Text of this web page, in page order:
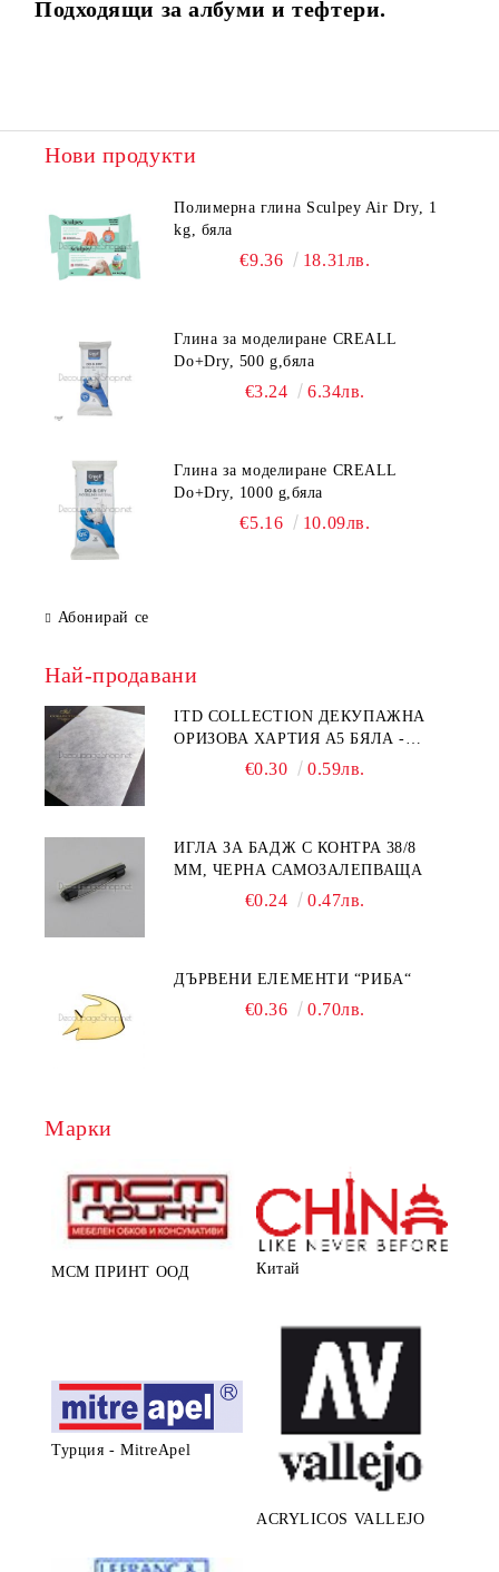
Подходящи за албуми и тефтери.
Нови продукти
Полимерна глина Sculpey Air Dry, 1
kg, бяла
€9.36 18.31лв.
Глина за моделиране CREALL
Do+Dry, 500 g,бяла
€3.24 6.34лв.
Глина за моделиране CREALL
Do+Dry, 1000 g,бяла
€5.16 10.09лв.
Абонирай се
Най-продавани
ITD COLLECTION ДЕКУПАЖНА
ОРИЗОВА ХАРТИЯ А5 БЯЛА -
€0.30 0.59лв.
ИГЛА ЗА БАДЖ С КОНТРА 38/8
ММ, ЧЕРНА САМОЗАЛЕПВАЩА
€0.24 0.47лв.
ДЪРВЕНИ ЕЛЕМЕНТИ “РИБА“
€0.36 0.70лв.
Марки
МСМ ПРИНТ ООД Китай
Турция - MitreApel
ACRYLICOS VALLEJO